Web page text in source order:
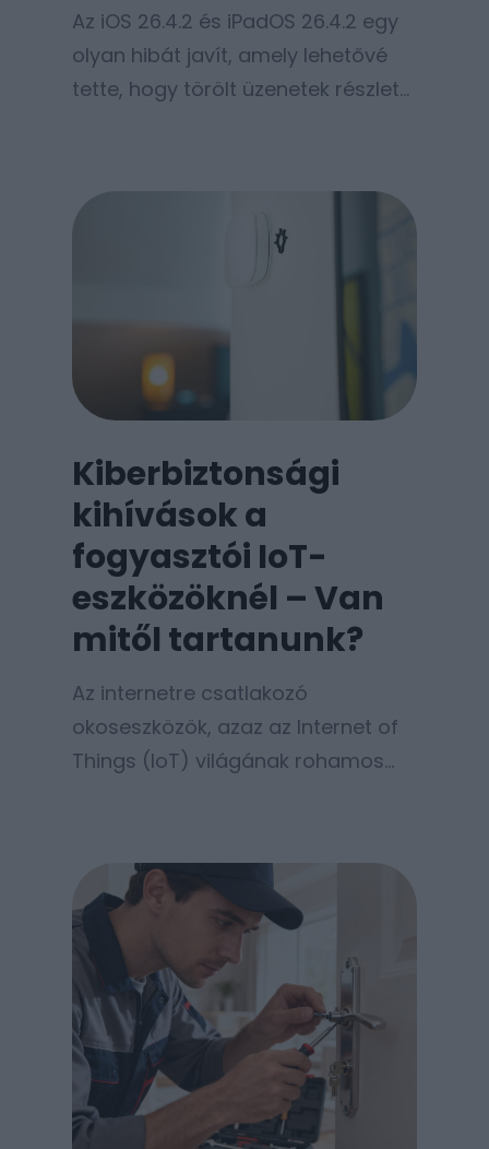
Az iOS 26.4.2 és iPadOS 26.4.2 egy
olyan hibát javít, amely lehetővé
tette, hogy törölt üzenetek részletei
Kiberbiztonsági
kihívások a
fogyasztói IoT-
eszközöknél – Van
mitől tartanunk?
Az internetre csatlakozó
okoseszközök, azaz az Internet of
Things (IoT) világának rohamos
hatékonyságunkat. Míg néhány éve
csak az okostelefonunk és a
számítógépünk kért hozzáférést a
hálózatunkhoz, ma már az
okosporszívótól kezdve az
intelligens világításon át a
biztonsági kamerákig szinte
minden kommunikál a külvilággal.
Ez a technológiai robbanás